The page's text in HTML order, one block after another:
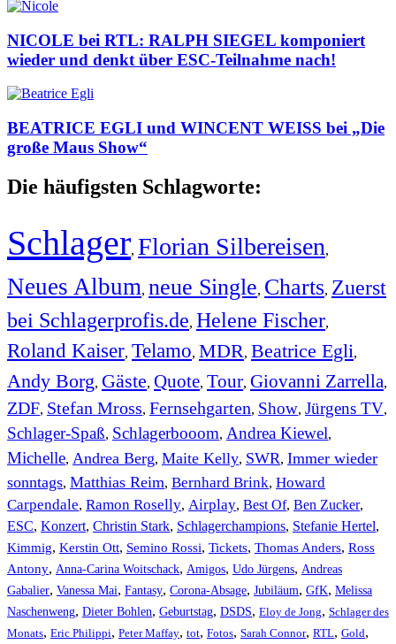
NICOLE bei RTL: RALPH SIEGEL komponiert
wieder und denkt über ESC-Teilnahme nach!
BEATRICE EGLI und WINCENT WEISS bei „Die
große Maus Show“
Die häufigsten Schlagworte:
Schlager, Florian Silbereisen,
Neues Album, neue Single, Charts, Zuerst
bei Schlagerprofis.de, Helene Fischer,
Roland Kaiser, Telamo, MDR, Beatrice Egli,
Andy Borg, Gäste, Quote, Tour, Giovanni Zarrella,
ZDF, Stefan Mross, Fernsehgarten, Show, Jürgens TV,
Schlager-Spaß, Schlagerbooom, Andrea Kiewel,
Michelle, Andrea Berg, Maite Kelly, SWR, Immer wieder
sonntags, Matthias Reim, Bernhard Brink, Howard
Carpendale, Ramon Roselly, Airplay, Best Of, Ben Zucker,
ESC, Konzert, Christin Stark, Schlagerchampions, Stefanie Hertel,
Kimmig, Kerstin Ott, Semino Rossi, Tickets, Thomas Anders, Ross
Antony, Anna-Carina Woitschack, Amigos, Udo Jürgens, Andreas
Gabalier, Vanessa Mai, Fantasy, Corona-Absage, Jubiläum, GfK, Melissa
Naschenweng, Dieter Bohlen, Geburtstag, DSDS, Eloy de Jong, Schlager des
Monats, Eric Philippi, Peter Maffay, tot, Fotos, Sarah Connor, RTL, Gold,